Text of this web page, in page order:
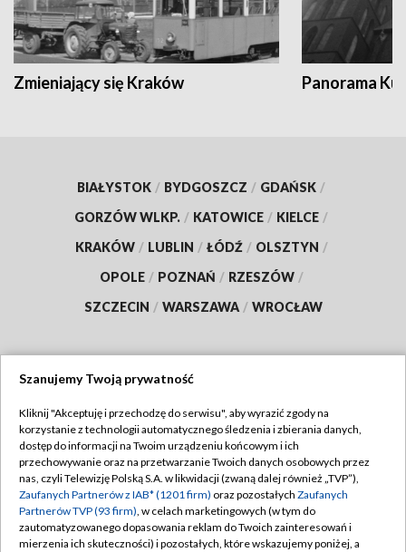
Zmieniający się Kraków Panorama
BIAŁYSTOK / BYDGOSZCZ / GDAŃSK /
GORZÓW WLKP. / KATOWICE / KIELCE /
KRAKÓW / LUBLIN / ŁÓDŹ / OLSZTYN /
OPOLE / POZNAŃ / RZESZÓW /
SZCZECIN / WARSZAWA / WROCŁAW
TVP
Abonament TVP
Emisja w TVP
Centrum informacji TVP
Regulamin TVP
Polityka prywatności
Moje zgody
Szanujemy Twoją prywatność
Kliknij "Akceptuję i przechodzę do serwisu", aby wyrazić zgody na
korzystanie z technologii automatycznego śledzenia i zbierania danych,
dostęp do informacji na Twoim urządzeniu końcowym i ich
przechowywanie oraz na przetwarzanie Twoich danych osobowych przez
nas, czyli Telewizję Polską S.A. w likwidacji (zwaną dalej również „TVP”),
Zaufanych Partnerów z IAB* (1201 firm) oraz pozostałych Zaufanych
Partnerów TVP (93 firm), w celach marketingowych (w tym do
zautomatyzowanego dopasowania reklam do Twoich zainteresowań i
mierzenia ich skuteczności) i pozostałych, które wskazujemy poniżej, a